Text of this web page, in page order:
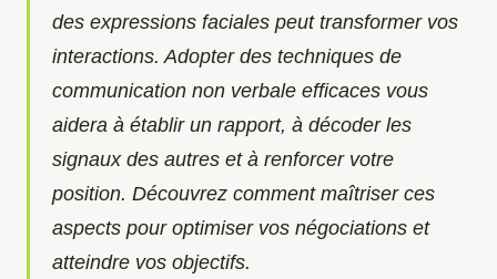
des expressions faciales peut transformer vos
interactions. Adopter des techniques de
communication non verbale efficaces vous
aidera à établir un rapport, à décoder les
signaux des autres et à renforcer votre
position. Découvrez comment maîtriser ces
aspects pour optimiser vos négociations et
atteindre vos objectifs.